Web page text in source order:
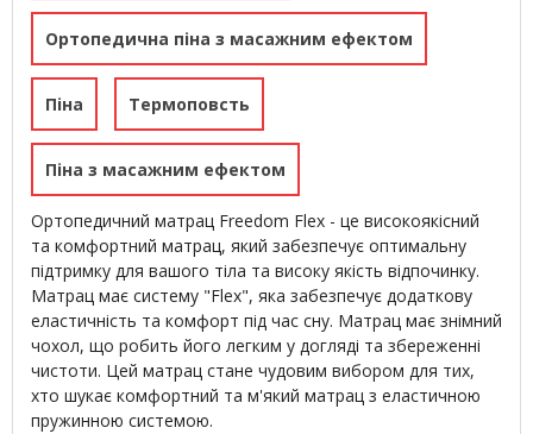
Ортопедична піна з масажним ефектом
Піна Термоповсть
Піна з масажним ефектом
Ортопедичний матрац Freedom Flex - це високоякісний
та комфортний матрац, який забезпечує оптимальну
підтримку для вашого тіла та високу якість відпочинку.
Матрац має систему "Flex", яка забезпечує додаткову
еластичність та комфорт під час сну. Матрац має знімний
чохол, що робить його легким у догляді та збереженні
чистоти. Цей матрац стане чудовим вибором для тих,
хто шукає комфортний та м'який матрац з еластичною
пружинною системою.